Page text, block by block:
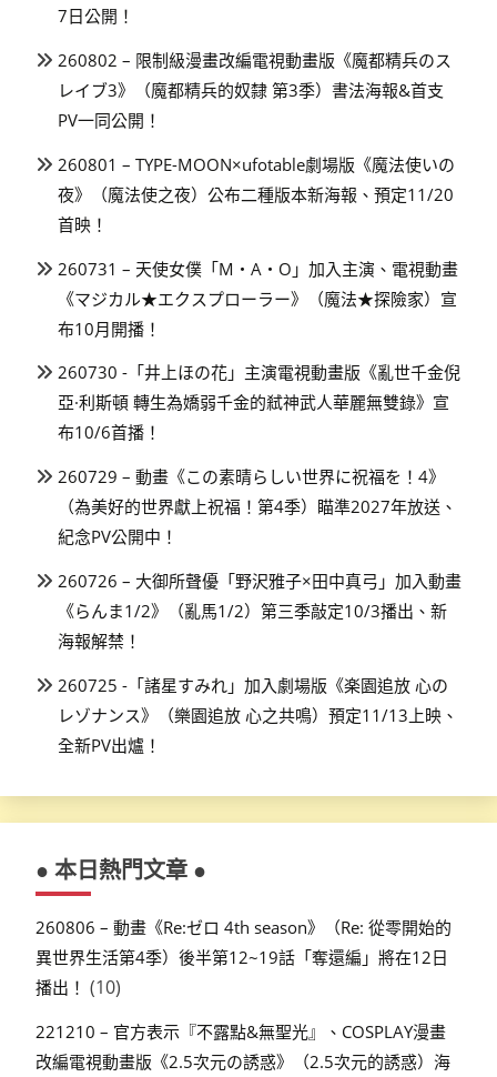
7日公開！
260802 – 限制級漫畫改編電視動畫版《魔都精兵のス
レイブ3》（魔都精兵的奴隸 第3季）書法海報&首支
PV一同公開！
260801 – TYPE-MOON×ufotable劇場版《魔法使いの
夜》（魔法使之夜）公布二種版本新海報、預定11/20
首映！
260731 – 天使女僕「M・A・O」加入主演、電視動畫
《マジカル★エクスプローラー》（魔法★探險家）宣
布10月開播！
260730 -「井上ほの花」主演電視動畫版《亂世千金倪
亞·利斯頓 轉生為嬌弱千金的弒神武人華麗無雙錄》宣
布10/6首播！
260729 – 動畫《この素晴らしい世界に祝福を！4》
（為美好的世界獻上祝福！第4季）瞄準2027年放送、
紀念PV公開中！
260726 – 大御所聲優「野沢雅子×田中真弓」加入動畫
《らんま1/2》（亂馬1/2）第三季敲定10/3播出、新
海報解禁！
260725 -「諸星すみれ」加入劇場版《楽園追放 心の
レゾナンス》（樂園追放 心之共鳴）預定11/13上映、
全新PV出爐！
● 本日熱門文章 ●
260806 – 動畫《Re:ゼロ 4th season》（Re: 從零開始的
異世界生活第4季）後半第12~19話「奪還編」將在12日
播出！ (10)
221210 – 官方表示『不露點&無聖光』、COSPLAY漫畫
改編電視動畫版《2.5次元の誘惑》（2.5次元的誘惑）海